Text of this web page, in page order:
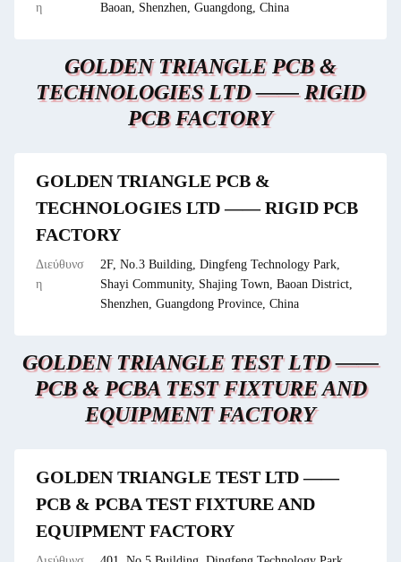
η
Baoan, Shenzhen, Guangdong, China
GOLDEN TRIANGLE PCB &
TECHNOLOGIES LTD —— RIGID
PCB FACTORY
GOLDEN TRIANGLE PCB &
TECHNOLOGIES LTD —— RIGID PCB
FACTORY
Διεύθυνσ
η
2F, No.3 Building, Dingfeng Technology Park,
Shayi Community, Shajing Town, Baoan District,
Shenzhen, Guangdong Province, China
GOLDEN TRIANGLE TEST LTD ——
PCB & PCBA TEST FIXTURE AND
EQUIPMENT FACTORY
GOLDEN TRIANGLE TEST LTD ——
PCB & PCBA TEST FIXTURE AND
EQUIPMENT FACTORY